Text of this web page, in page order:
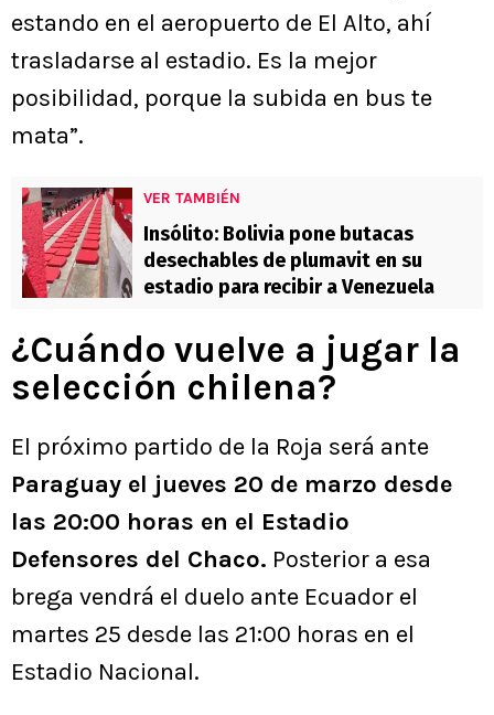
estando en el aeropuerto de El Alto, ahí
trasladarse al estadio. Es la mejor
posibilidad, porque la subida en bus te
mata”.
VER TAMBIÉN
Insólito: Bolivia pone butacas
desechables de plumavit en su
estadio para recibir a Venezuela
¿Cuándo vuelve a jugar la
selección chilena?
El próximo partido de la Roja será ante
Paraguay el jueves 20 de marzo desde
las 20:00 horas en el Estadio
Defensores del Chaco. Posterior a esa
brega vendrá el duelo ante Ecuador el
martes 25 desde las 21:00 horas en el
Estadio Nacional.